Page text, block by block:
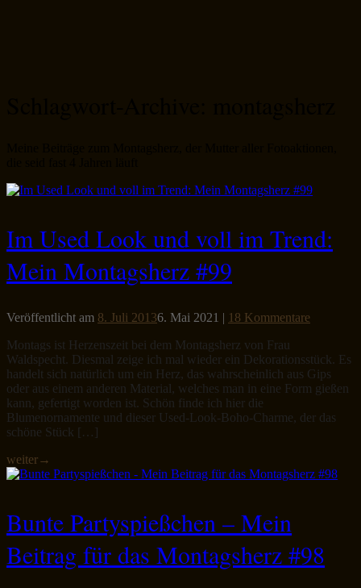
Im Used Look und voll im Trend:
Mein Montagsherz #99
Veröffentlicht am 8. Juli 20136. Mai 2021 | 18 Kommentare
Montags ist Herzenszeit bei dem Montagsherz von Frau
Waldspecht. Diesmal zeige ich mal wieder ein Dekorationsstück. Es
handelt sich natürlich um ein Herz, das wahrscheinlich aus Gips
oder aus einem anderen Material, welches man in eine Form gießen
kann, gefertigt worden ist. Schön finde ich hier die
Blumenornamente und dieser Used-Look-Boho-Charme, der das
schöne Stück […]
weiter→
Bunte Partyspießchen – Mein
Beitrag für das Montagsherz #98